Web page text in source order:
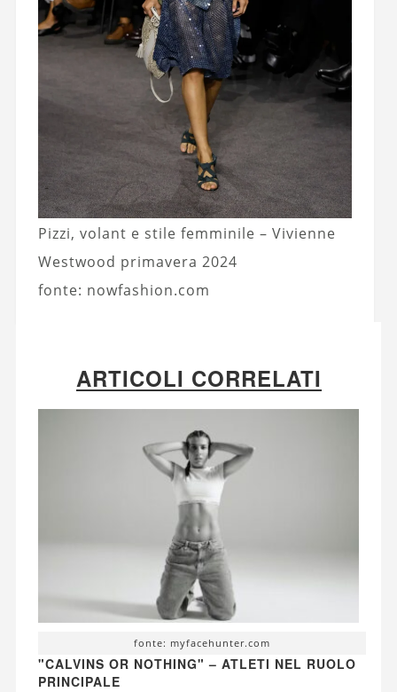
Pizzi, volant e stile femminile – Vivienne
Westwood primavera 2024
fonte: nowfashion.com
ARTICOLI CORRELATI
fonte: myfacehunter.com
"CALVINS OR NOTHING" – ATLETI NEL RUOLO
PRINCIPALE